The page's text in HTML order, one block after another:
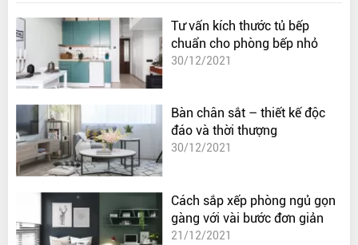
Tư vấn kích thước tủ bếp
chuẩn cho phòng bếp nhỏ
30/12/2021
Bàn chân sắt – thiết kế độc
đáo và thời thượng
30/12/2021
Cách sắp xếp phòng ngủ gọn
gàng với vài bước đơn giản
21/12/2021